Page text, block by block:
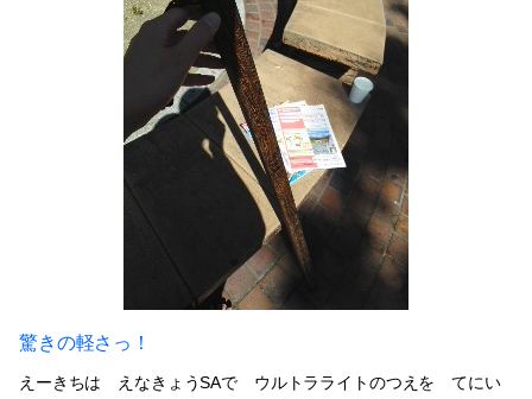
驚きの軽さっ！
えーきちは えなきょうSAで ウルトラライトのつえを てにい